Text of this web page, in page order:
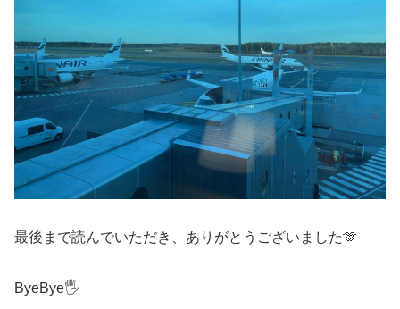
最後まで読んでいただき、ありがとうございました🫶
ByeBye🖐️